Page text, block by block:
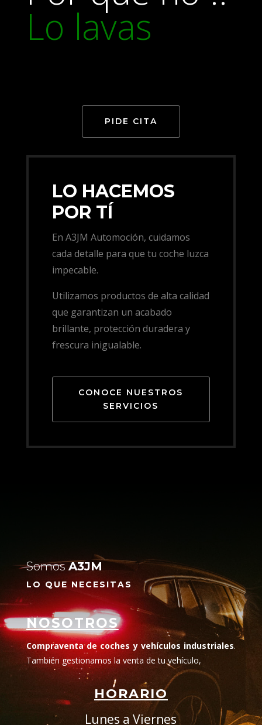
Lo lavas
PIDE CITA
LO HACEMOS
POR TÍ
En A3JM Automoción, cuidamos
cada detalle para que tu coche luzca
impecable.
Utilizamos productos de alta calidad
que garantizan un acabado
brillante, protección duradera y
frescura inigualable.
CONOCE NUESTROS
SERVICIOS
SomosA3JM
LO QUE NECESITAS
NOSOTROS
Compraventa de coches y vehículos industriales.
También gestionamos la venta de tu vehículo,
HORARIO
Lunes a Viernes